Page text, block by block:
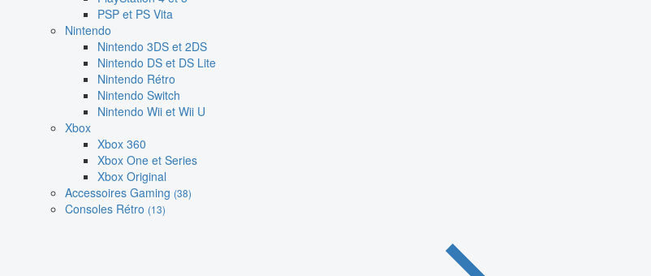
PSP et PS Vita
Nintendo
Nintendo 3DS et 2DS
Nintendo DS et DS Lite
Nintendo Rétro
Nintendo Switch
Nintendo Wii et Wii U
Xbox
Xbox 360
Xbox One et Series
Xbox Original
Accessoires Gaming (38)
Consoles Rétro (13)